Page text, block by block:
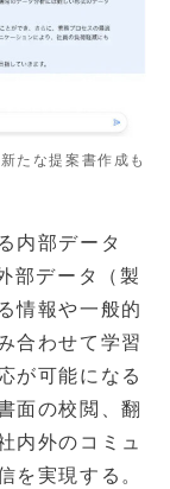
たな提案書作成も
内部データ
部データ（製
情報や一般的
合わせて学習
が可能になる
面の校閲、翻
内外のコミュ
を実現する。